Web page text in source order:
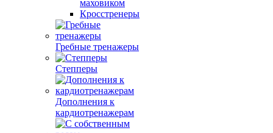
маховиком
Кросстренеры
Гребные тренажеры
Степперы
Дополнения к
кардиотренажерам